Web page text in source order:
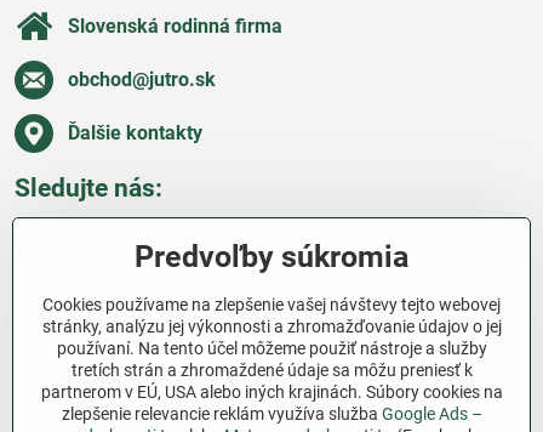
Slovenská rodinná firma
obchod​@jutro​.sk
Ďalšie kontakty
Sledujte nás:
Všetko o nákupe
Ďakujeme za podporu
Sme slovenský e-shop bez dotácií​. Fungujeme len
Predvoľby súkromia
Cookies používame na zlepšenie vašej návštevy tejto webovej
stránky, analýzu jej výkonnosti a zhromažďovanie údajov o jej
používaní. Na tento účel môžeme použiť nástroje a služby
tretích strán a zhromaždené údaje sa môžu preniesť k
partnerom v EÚ, USA alebo iných krajinách. Súbory cookies na
zlepšenie relevancie reklám využíva služba Google Ads –